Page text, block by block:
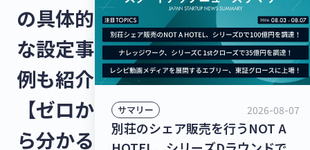
の具体的
な設定事
例も紹介
【ゼロか
ら分かる
サマリー 2026-08-07
別荘のシェア販売を行うNOT A